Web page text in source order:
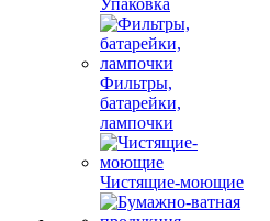
Фильтры,
батарейки,
лампочки
Чистящие-моющие